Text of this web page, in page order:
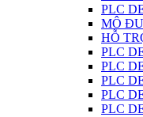
PLC
MÔ
HỖ
PLC
PLC
PLC
PLC
PLC